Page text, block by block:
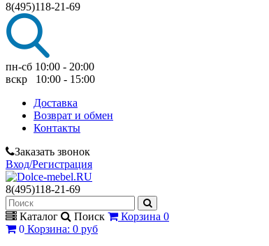
8(495)118-21-69
пн-сб 10:00 - 20:00
вскр 10:00 - 15:00
Доставка
Возврат и обмен
Контакты
Заказать звонок
Вход/Регистрация
8(495)118-21-69
Каталог Поиск Корзина 0
0 Корзина: 0 руб